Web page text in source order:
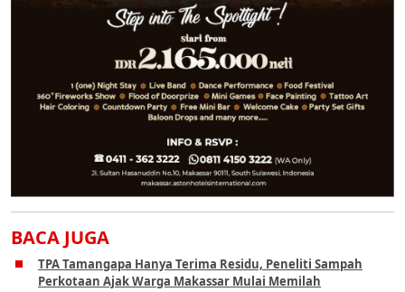
BACA JUGA
TPA Tamangapa Hanya Terima Residu, Peneliti Sampah
Perkotaan Ajak Warga Makassar Mulai Memilah